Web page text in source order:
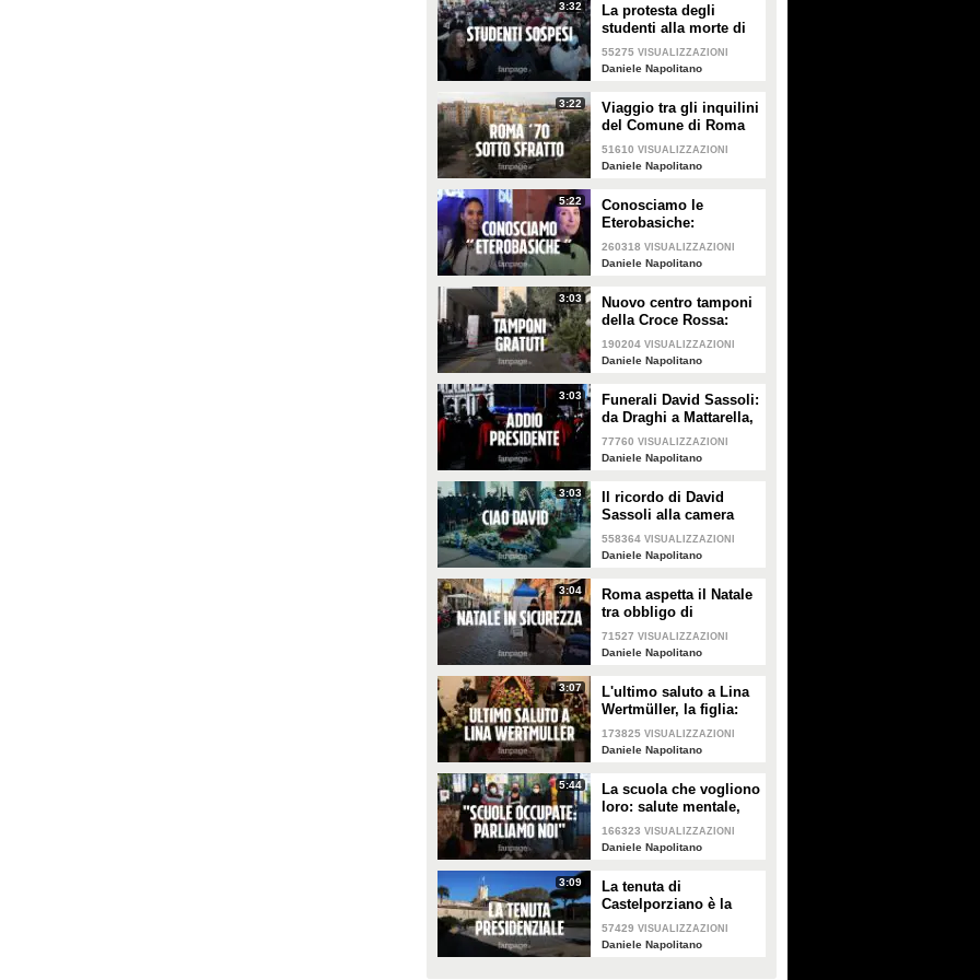
3:32
La protesta degli
studenti alla morte di
Lorenzo: "Dalla scuola
solo sospensioni,
55275 VISUALIZZAZIONI
Daniele Napolitano
3:22
Viaggio tra gli inquilini
del Comune di Roma
sotto sfratto: "Come
farò? Preferisco morire
51610 VISUALIZZAZIONI
Daniele Napolitano
5:22
Conosciamo le
Eterobasiche:
"Vogliamo ridere degli
stereotipi maschili
260318 VISUALIZZAZIONI
Daniele Napolitano
3:03
Nuovo centro tamponi
della Croce Rossa:
"Gratis per i bimbi,
andiamo incontro alle
190204 VISUALIZZAZIONI
Daniele Napolitano
3:03
Funerali David Sassoli:
da Draghi a Mattarella,
l'ultimo saluto al
presidente del
77760 VISUALIZZAZIONI
Daniele Napolitano
3:03
Il ricordo di David
Sassoli alla camera
ardente: "Ha
interpretato la buona
558364 VISUALIZZAZIONI
Daniele Napolitano
3:04
Roma aspetta il Natale
tra obbligo di
mascherina anche
all'aperto e file per i
71527 VISUALIZZAZIONI
Daniele Napolitano
3:07
L'ultimo saluto a Lina
Wertmüller, la figlia:
"Grande donna, amava
tutti"
173825 VISUALIZZAZIONI
Daniele Napolitano
5:44
La scuola che vogliono
loro: salute mentale,
educazione di genere,
didattica non
166323 VISUALIZZAZIONI
Daniele Napolitano
3:09
La tenuta di
Castelporziano è la
prima foresta
certificata e sostenibile
57429 VISUALIZZAZIONI
Daniele Napolitano
incriminato a Berlino con l'accusa
ricostruito, dopo averle conosciute
PLAY
439• di Gaia Martignetti